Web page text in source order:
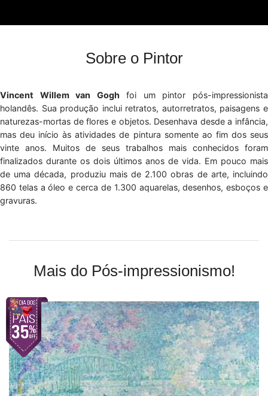
Sobre o Pintor
Vincent Willem van Gogh foi um pintor pós-impressionista
holandês. Sua produção inclui retratos, autorretratos, paisagens e
naturezas-mortas de flores e objetos. Desenhava desde a infância,
mas deu início às atividades de pintura somente ao fim dos seus
vinte anos. Muitos de seus trabalhos mais conhecidos foram
finalizados durante os dois últimos anos de vida. Em pouco mais
de uma década, produziu mais de 2.100 obras de arte, incluindo
860 telas a óleo e cerca de 1.300 aquarelas, desenhos, esboços e
gravuras.
Mais do Pós-impressionismo!